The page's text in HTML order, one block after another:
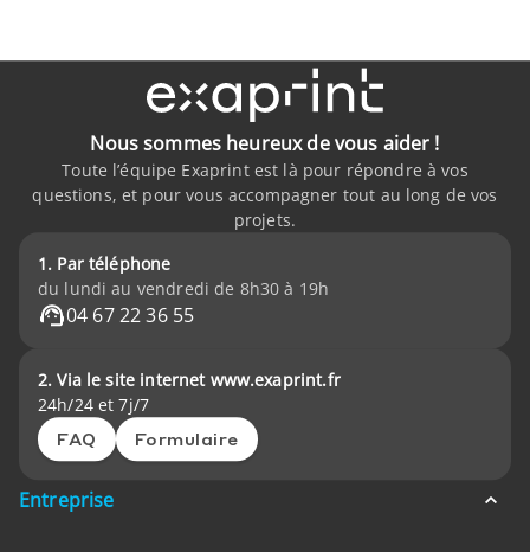
Nous sommes heureux de vous aider !
Toute l’équipe Exaprint est là pour répondre à vos
questions, et pour vous accompagner tout au long de vos
projets.
1. Par téléphone
du lundi au vendredi de 8h30 à 19h
04 67 22 36 55
2. Via le site internet www.exaprint.fr
24h/24 et 7j/7
FAQ Formulaire
Entreprise